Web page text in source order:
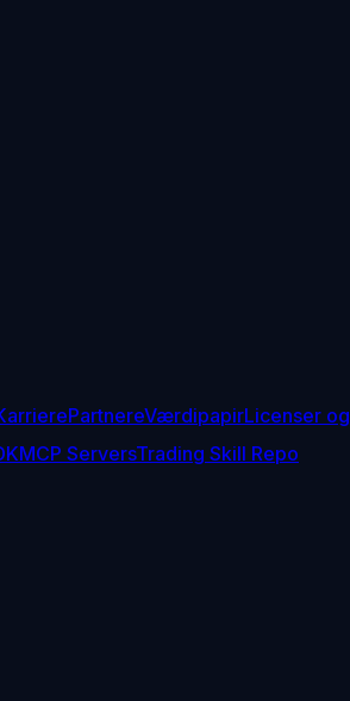
PartnereVærdipapirLicenser
MCP ServersTrading Skill Repo